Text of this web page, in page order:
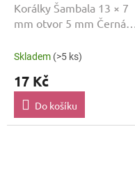
Korálky Šambala 13 × 7
mm otvor 5 mm Černá
Skladem (>5 ks)
17 Kč
Do košíku